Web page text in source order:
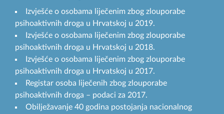
Izvješće o osobama liječenim zbog zlouporabe
psihoaktivnih droga u Hrvatskoj u 2019.
Izvješće o osobama liječenim zbog zlouporabe
psihoaktivnih droga u Hrvatskoj u 2018.
Izvješće o osobama liječenim zbog zlouporabe
psihoaktivnih droga u Hrvatskoj u 2017.
Registar osoba liječenih zbog zlouporabe
psihoaktivnih droga – podaci za 2017.
Obilježavanje 40 godina postojanja nacionalnog